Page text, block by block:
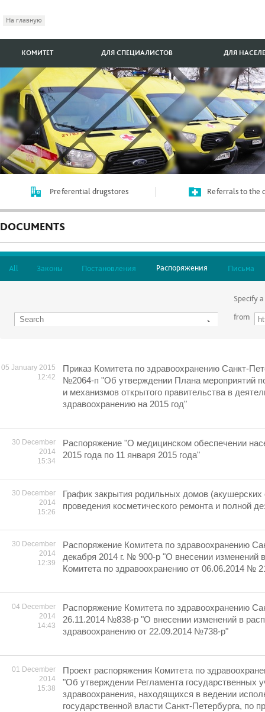
На главную
КОМИТЕТ ДЛЯ СПЕЦИАЛИСТОВ ДЛЯ
Preferential drugstores Referrals to the
DOCUMENTS
All Законы Постановления Распоряжения Письма
Specify
from
05 January 2015
12:42
Приказ Комитета по здравоохранению Санкт-
№2064-п "Об утверждении Плана мероприятий
и механизмов открытого правительства в
здравоохранению на 2015 год"
30 December
2014
15:34
Распоряжение "О медицинском обеспечении
2015 года по 11 января 2015 года"
30 December
2014
15:26
График закрытия родильных домов (акушерских
проведения косметического ремонта и полной
30 December
2014
12:39
Распоряжение Комитета по здравоохранению
декабря 2014 г. № 900-р "О внесении изменений
Комитета по здравоохранению от 06.06.2014 №
04 December
2014
14:43
Распоряжение Комитета по здравоохранению
26.11.2014 №838-р "О внесении изменений в
здравоохранению от 22.09.2014 №738-р"
01 December
2014
15:38
Проект распоряжения Комитета по
"Об утверждении Регламента государственных
здравоохранения, находящихся в ведении
государственной власти Санкт-Петербурга, по